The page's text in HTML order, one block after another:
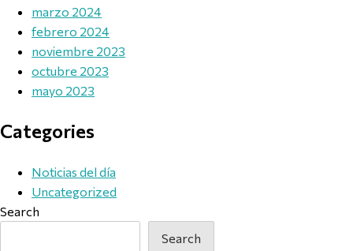
marzo 2024
febrero 2024
noviembre 2023
octubre 2023
mayo 2023
Categories
Noticias del día
Uncategorized
Search
Search